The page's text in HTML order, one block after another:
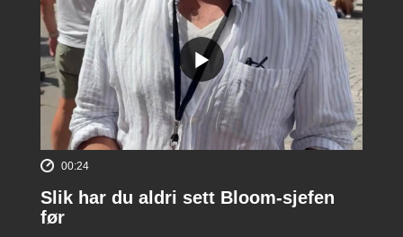
00:24
Slik har du aldri sett Bloom-sjefen
før